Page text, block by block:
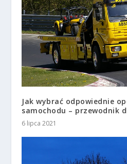
Jak wybrać odpowiednie
samochodu – przewodnik
6 lipca 2021